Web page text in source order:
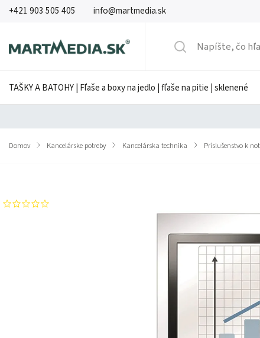
+421 903 505 405 info@martmedia.sk
TAŠKY A BATOHY | Fľaše a boxy na jedlo | fľaše na pitie | sklenené
Domov / Kancelárske potreby / Kancelárska technika / Príslušenstvo k